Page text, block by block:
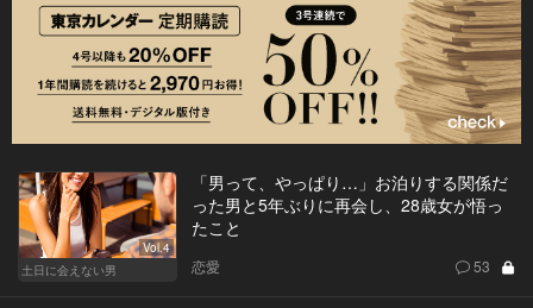
Vol.4
土日に会えない男
「男って、やっぱり…」お泊りする関係だ
った男と5年ぶりに再会し、28歳女が悟っ
たこと
恋愛 53